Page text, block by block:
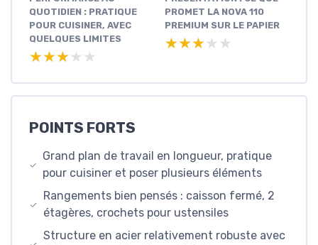
QUOTIDIEN : PRATIQUE
POUR CUISINER, AVEC
QUELQUES LIMITES
★★★★★
★★★★★
PROMET LA NOVA 110
PREMIUM SUR LE PAPIER
★★★★★
★★★★★
POINTS FORTS
Grand plan de travail en longueur, pratique
pour cuisiner et poser plusieurs éléments
Rangements bien pensés : caisson fermé, 2
étagères, crochets pour ustensiles
Structure en acier relativement robuste avec